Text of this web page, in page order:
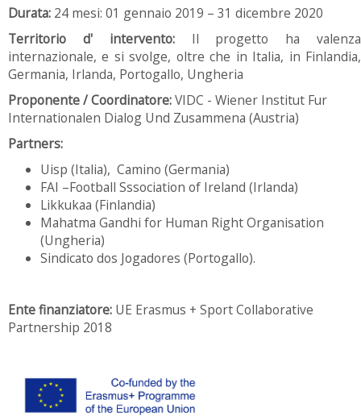
Durata: 24 mesi: 01 gennaio 2019 – 31 dicembre 2020
Territorio d' intervento: Il progetto ha valenza
internazionale, e si svolge, oltre che in Italia, in Finlandia,
Germania, Irlanda, Portogallo, Ungheria
Proponente / Coordinatore:VIDC - Wiener Institut Fur
Internationalen Dialog Und Zusammena (Austria)
Partners:
Uisp (Italia), Camino (Germania)
FAI –Football Sssociation of Ireland (Irlanda)
Likkukaa (Finlandia)
Mahatma Gandhi for Human Right Organisation
(Ungheria)
Sindicato dos Jogadores (Portogallo).
Ente finanziatore: UE Erasmus + Sport Collaborative
Partnership 2018